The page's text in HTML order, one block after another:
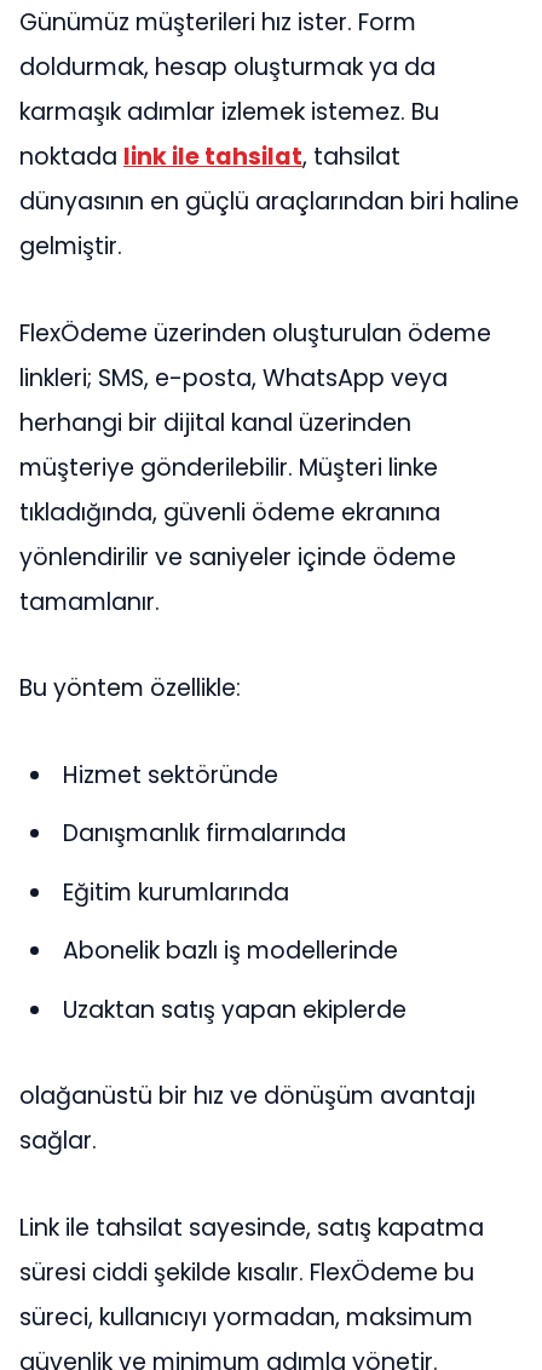
Günümüz müşterileri hız ister. Form
doldurmak, hesap oluşturmak ya da
karmaşık adımlar izlemek istemez. Bu
noktada link ile tahsilat, tahsilat
dünyasının en güçlü araçlarından biri haline
gelmiştir.
FlexÖdeme üzerinden oluşturulan ödeme
linkleri; SMS, e-posta, WhatsApp veya
herhangi bir dijital kanal üzerinden
müşteriye gönderilebilir. Müşteri linke
tıkladığında, güvenli ödeme ekranına
yönlendirilir ve saniyeler içinde ödeme
tamamlanır.
Bu yöntem özellikle:
Hizmet sektöründe
Danışmanlık firmalarında
Eğitim kurumlarında
Abonelik bazlı iş modellerinde
Uzaktan satış yapan ekiplerde
olağanüstü bir hız ve dönüşüm avantajı
sağlar.
Link ile tahsilat sayesinde, satış kapatma
süresi ciddi şekilde kısalır. FlexÖdeme bu
süreci, kullanıcıyı yormadan, maksimum
güvenlik ve minimum adımla yönetir.